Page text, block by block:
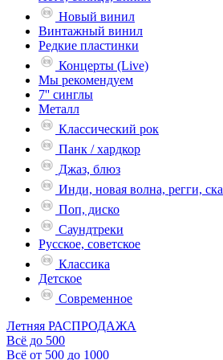
Новый винил
Винтажный винил
Редкие пластинки
Концерты (Live)
Мы рекомендуем
7'' синглы
Металл
Классический рок
Панк / хардкор
Джаз, блюз
Инди, новая волна, регги, ска
Поп, диско
Саундтреки
Русское, советское
Классика
Детское
Современное
Летняя РАСПРОДАЖА
Всё до 500
Всё от 500 до 1000